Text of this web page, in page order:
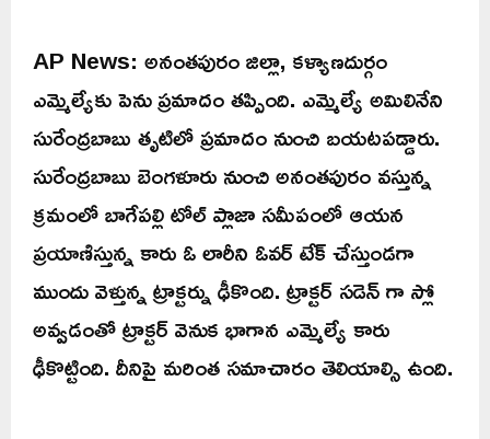
AP News: అనంతపురం జిల్లా, కళ్యాణదుర్గం
ఎమ్మెల్యేకు పెను ప్రమాదం తప్పింది. ఎమ్మెల్యే అమిలినేని
సురేంద్రబాబు తృటిలో ప్రమాదం నుంచి బయటపడ్డారు.
సురేంద్రబాబు బెంగళూరు నుంచి అనంతపురం వస్తున్న
క్రమంలో బాగేపల్లి టోల్ ప్లాజా సమీపంలో ఆయన
ప్రయాణిస్తున్న కారు ఓ లారీని ఓవర్ టేక్ చేస్తుండగా
ముందు వెళ్తున్న ట్రాక్టర్ను ఢీకొంది. ట్రాక్టర్ సడెన్ గా స్లో
అవ్వడంతో ట్రాక్టర్ వెనుక భాగాన ఎమ్మెల్యే కారు
ఢీకొట్టింది. దీనిపై మరింత సమాచారం తెలియాల్సి ఉంది.